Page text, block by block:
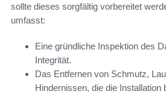
sollte dieses sorgfältig vorbereitet
umfasst:
Eine gründliche Inspektion des
Integrität.
Das Entfernen von Schmutz,
Hindernissen, die die Installation